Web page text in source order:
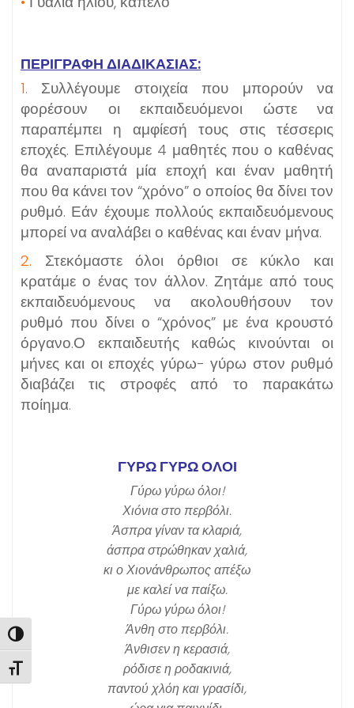
Εναλλαγή Υψηλής Αντίθεσης
Εναλλαγή Μεγέθους Γραμμάτων
ΠΕΡΙΓΡΑΦΗ ΔΙΑΔΙΚΑΣΙΑΣ:
1. Συλλέγουμε στοιχεία που μπορούν να
φορέσουν οι εκπαιδευόμενοι ώστε να
παραπέμπει η αμφίεσή τους στις τέσσερις
εποχές. Επιλέγουμε 4 μαθητές που ο καθένας
θα αναπαριστά μία εποχή και έναν μαθητή
που θα κάνει τον “χρόνο” ο οποίος θα δίνει τον
ρυθμό. Εάν έχουμε πολλούς εκπαιδευόμενους
μπορεί να αναλάβει ο καθένας και έναν μήνα.
2. Στεκόμαστε όλοι όρθιοι σε κύκλο και
κρατάμε ο ένας τον άλλον. Ζητάμε από τους
εκπαιδευόμενους να ακολουθήσουν τον
ρυθμό που δίνει ο “χρόνος” με ένα κρουστό
όργανο.Ο εκπαιδευτής καθώς κινούνται οι
μήνες και οι εποχές γύρω- γύρω στον ρυθμό
διαβάζει τις στροφές από το παρακάτω
ποίημα.
ΓΥΡΩ ΓΥΡΩ ΟΛΟΙ
Γύρω γύρω όλοι!
Χιόνια στο περβόλι.
Άσπρα γίναν τα κλαριά,
άσπρα στρώθηκαν χαλιά,
κι ο Χιονάνθρωπος απέξω
με καλεί να παίξω.
Γύρω γύρω όλοι!
Άνθη στο περβόλι.
Άνθισεν η κερασιά,
ρόδισε η ροδακινιά,
παντού χλόη και γρασίδι,